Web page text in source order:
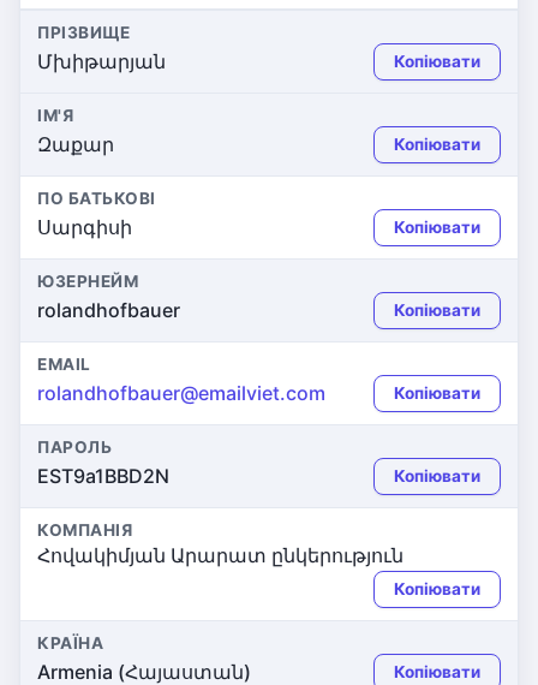
ПРІЗВИЩЕ
Մխիթարյան Копіювати
ІМ'Я
Զաքար Копіювати
ПО БАТЬКОВІ
Սարգիսի Копіювати
ЮЗЕРНЕЙМ
rolandhofbauer Копіювати
EMAIL
rolandhofbauer@emailviet.com Копіювати
ПАРОЛЬ
EST9a1BBD2N Копіювати
КОМПАНІЯ
Հովակիմյան Արարատ ընկերություն
Копіювати
КРАЇНА
Armenia (Հայաստան) Копіювати